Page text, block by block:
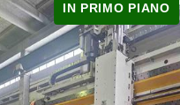
IN PRIMO PIANO